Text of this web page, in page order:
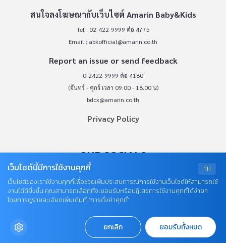
สนใจลงโฆษณากับเว็บไซต์ Amarin Baby&Kids
Tel : 02-422-9999 ต่อ 4775
Email : abkofficial@amarin.co.th
Report an issue or send feedback
0-2422-9999 ต่อ 4180
(จันทร์ - ศุกร์ เวลา 09.00 - 18.00 น)
bdcx@amarin.co.th
Privacy Policy
OUR SOCIALS
© COPYRIGHT 2026
AME IMAGINATIVE COMPANY LIMITED.
TH
เว็บไซต์นี้มีการใช้งานคุกกี้
เว็บไซต์ของเราใช้งานคุกกี้เพื่อช่วยเพิ่มประสบการณ์การใช้งานเว็บไซต์ให้สามารถใช้
งานได้ดียิ่งขึ้น คุณสามารถเลือกที่จะยอมรับหรือปฏิเสธการใช้งานคุกกี้ได้ง่ายๆ
โดยการดูรายละเอียดเพิ่มเติมที่ “การตั้งค่าคุกกี้”
ยกเลิก ยอมรับทั้งหมด